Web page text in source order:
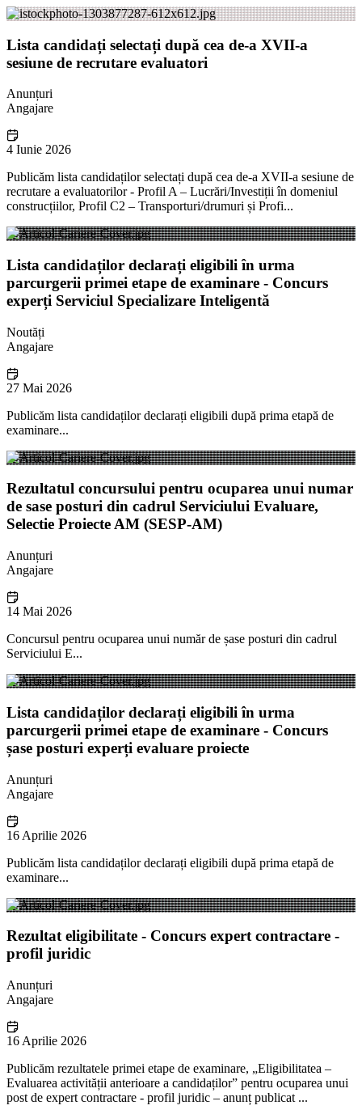
Lista candidați selectați după cea de-a XVII-a
sesiune de recrutare evaluatori
Anunțuri
Angajare
4 Iunie 2026
Publicăm lista candidaților selectați după cea de-a XVII-a sesiune de
recrutare a evaluatorilor - Profil A – Lucrări/Investiții în domeniul
construcțiilor, Profil C2 – Transporturi/drumuri și Profi...
Lista candidaților declarați eligibili în urma
parcurgerii primei etape de examinare - Concurs
experți Serviciul Specializare Inteligentă
Noutăți
Angajare
27 Mai 2026
Publicăm lista candidaților declarați eligibili după prima etapă de
examinare...
Rezultatul concursului pentru ocuparea unui numar
de sase posturi din cadrul Serviciului Evaluare,
Selectie Proiecte AM (SESP-AM)
Anunțuri
Angajare
14 Mai 2026
Concursul pentru ocuparea unui număr de șase posturi din cadrul
Serviciului E...
Lista candidaților declarați eligibili în urma
parcurgerii primei etape de examinare - Concurs
șase posturi experți evaluare proiecte
Anunțuri
Angajare
16 Aprilie 2026
Publicăm lista candidaților declarați eligibili după prima etapă de
examinare...
Rezultat eligibilitate - Concurs expert contractare -
profil juridic
Anunțuri
Angajare
16 Aprilie 2026
Publicăm rezultatele primei etape de examinare, „Eligibilitatea –
Evaluarea activității anterioare a candidaților” pentru ocuparea unui
post de expert contractare - profil juridic – anunț publicat ...